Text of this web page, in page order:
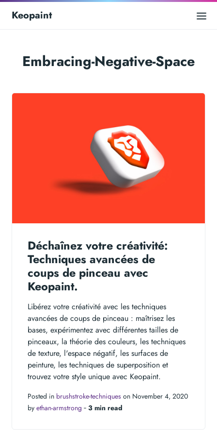
Keopaint
Embracing-Negative-Space
Déchaînez votre créativité:
Techniques avancées de
coups de pinceau avec
Keopaint.
Libérez votre créativité avec les techniques
avancées de coups de pinceau : maîtrisez les
bases, expérimentez avec différentes tailles de
pinceaux, la théorie des couleurs, les techniques
de texture, l'espace négatif, les surfaces de
peinture, les techniques de superposition et
trouvez votre style unique avec Keopaint.
Posted in brushstroke-techniques on November 4, 2020
by ethan-armstrong ‐ 3 min read